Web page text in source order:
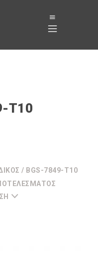
T10
/ BGS-7849-T10